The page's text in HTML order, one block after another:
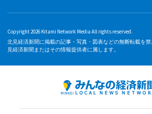
Copyright 2026 Kitami Network Media All rights reserved.
北見経済新聞に掲載の記事・写真・図表などの無断転載を
見経済新聞またはその情報提供者に属します。